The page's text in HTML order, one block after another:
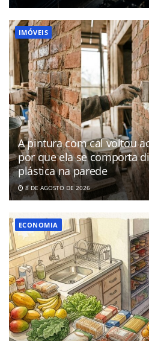
IMÓVEIS
A pintura com cal voltou
por que ela se comporta
plástica na parede
8 DE AGOSTO DE 2026
ECONOMIA